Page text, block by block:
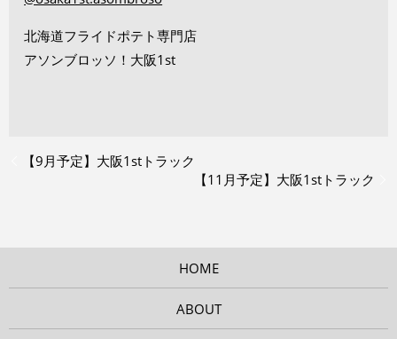
北海道フライドポテト専門店
アソンブロッソ！大阪1st
【9月予定】大阪1stトラック
【11月予定】大阪1stトラック
HOME
ABOUT